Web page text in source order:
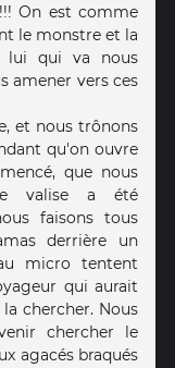
On est comme
le monstre et la
lui qui va nous
amener vers ces
et nous trônons
qu'on ouvre
que nous
valise a été
faisons tous
derrière un
micro tentent
qui aurait
chercher. Nous
chercher le
agacés braqués